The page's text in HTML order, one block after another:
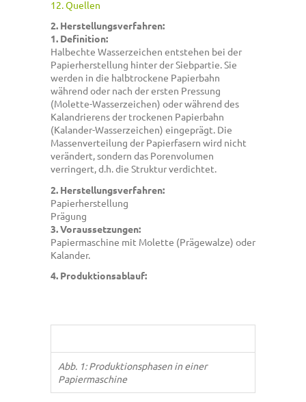
12. Quellen
2. Herstellungsverfahren:
1. Definition:
Halbechte Wasserzeichen entstehen bei der
Papierherstellung hinter der Siebpartie. Sie
werden in die halbtrockene Papierbahn
während oder nach der ersten Pressung
(Molette-Wasserzeichen) oder während des
Kalandrierens der trockenen Papierbahn
(Kalander-Wasserzeichen) eingeprägt. Die
Massenverteilung der Papierfasern wird nicht
verändert, sondern das Porenvolumen
verringert, d.h. die Struktur verdichtet.
2. Herstellungsverfahren:
Papierherstellung
Prägung
3. Voraussetzungen:
Papiermaschine mit Molette (Prägewalze) oder
Kalander.
4. Produktionsablauf:
Abb. 1: Produktionsphasen in einer
Papiermaschine